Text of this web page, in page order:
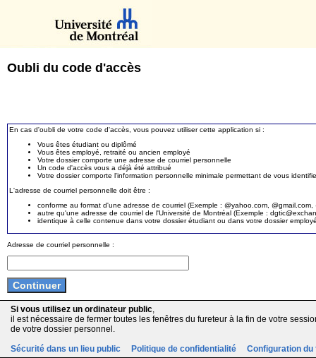
Oubli du code d'accès
En cas d'oubli de votre code d'accès, vous pouvez utiliser cette application si :
Vous êtes étudiant ou diplômé
Vous êtes employé, retraité ou ancien employé
Votre dossier comporte une adresse de courriel personnelle
Un code d'accès vous a déjà été attribué
Votre dossier comporte l'information personnelle minimale permettant de vous
L'adresse de courriel personnelle doit être :
conforme au format d'une adresse de courriel (Exemple : @yahoo.com,
autre qu'une adresse de courriel de l'Université de Montréal (Exemple :
identique à celle contenue dans votre dossier étudiant ou dans votre dossier
Adresse de courriel personnelle :
Si vous utilisez un ordinateur public,
il est nécessaire de fermer toutes les fenêtres du fureteur à la fin de votre
de votre dossier personnel.
Sécurité dans un lieu public
Politique de confidentialité Configuration du